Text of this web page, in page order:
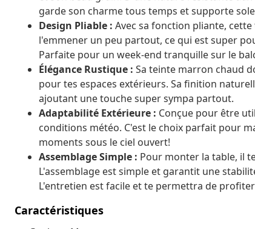
garde son charme tous temps et supporte
Design Pliable : Avec sa fonction pliante,
l'emmener un peu partout, ce qui est super
Parfaite pour un week-end tranquille sur le
Élégance Rustique : Sa teinte marron chaud
pour tes espaces extérieurs. Sa finition
ajoutant une touche super sympa partout.
Adaptabilité Extérieure : Conçue pour être
conditions météo. C'est le choix parfait pour
moments sous le ciel ouvert!
Assemblage Simple : Pour monter la table, il
L'assemblage est simple et garantit une
L'entretien est facile et te permettra de
Caractéristiques